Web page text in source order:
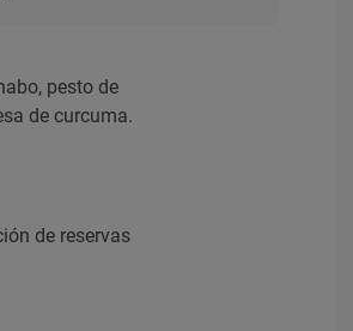
pesto de
de curcuma.
de reservas